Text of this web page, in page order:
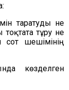
таратуды не
тұру не
сот шешімінің
көзделген